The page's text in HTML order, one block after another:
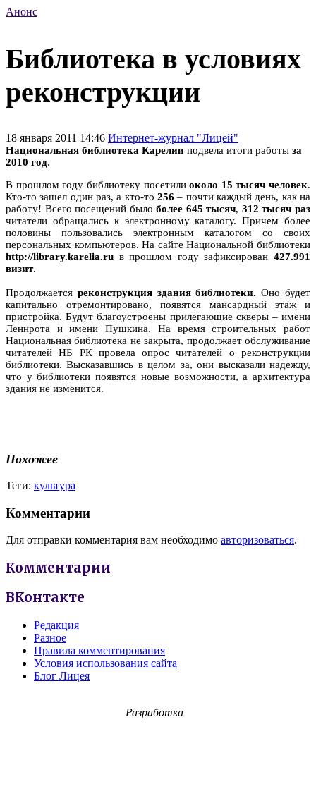
Анонс
Библиотека в условиях
реконструкции
18 января 2011 14:46 Интернет-журнал "Лицей"
Национальная библиотека Карелии подвела итоги работы за
2010 год.
В прошлом году библиотеку посетилиоколо 15 тысяч человек.
Кто-то зашел один раз, а кто-то 256– почти каждый день, как на
работу! Всего посещений былоболее 645 тысяч, 312 тысяч раз
читатели обращались к электронному каталогу. Причем более
половины пользовались электронным каталогом со своих
персональных компьютеров. На сайте Национальной библиотеки
http://library.karelia.ru в прошлом году зафиксирован 427.991
визит.
Продолжается реконструкция здания библиотеки. Оно будет
капитально отремонтировано, появятся мансардный этаж и
пристройка. Будут благоустроены прилегающие скверы – имени
Леннрота и имени Пушкина. На время строительных работ
Национальная библиотека не закрыта, продолжает обслуживание
читателей НБ РК провела опрос читателей о реконструкции
библиотеки. Высказавшись в целом за, они высказали надежду,
что у библиотеки появятся новые возможности, а архитектура
здания не изменится.
Похожее
Теги: культура
Комментарии
Для отправки комментария вам необходимо авторизоваться.
Комментарии
ВКонтакте
Редакция
Разное
Правила комментирования
Условия использования сайта
Блог Лицея
Разработка